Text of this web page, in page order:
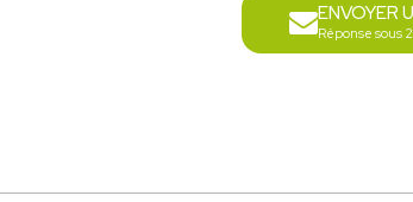
ENVOYER
Réponse sous